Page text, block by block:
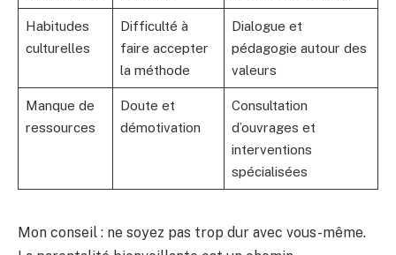
Habitudes
culturelles
Difficulté à
faire accepter
la méthode
Dialogue et
pédagogie autour des
valeurs
Manque de
ressources
Doute et
démotivation
Consultation
d’ouvrages et
interventions
spécialisées
Mon conseil : ne soyez pas trop dur avec vous-même.